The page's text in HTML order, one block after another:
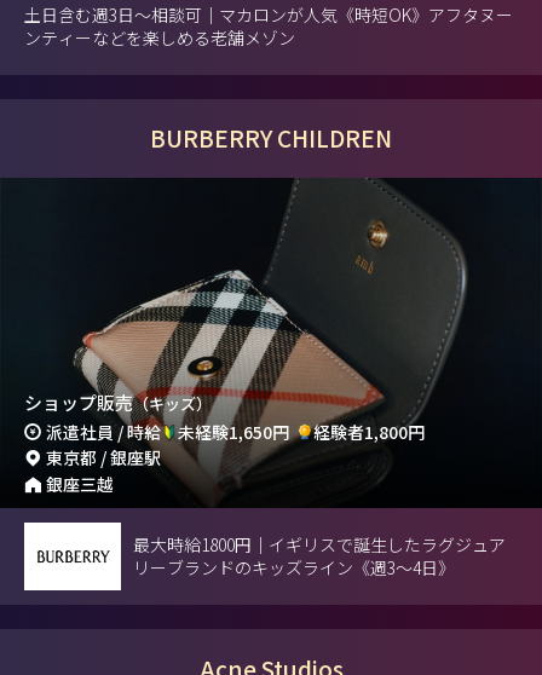
土日含む週3日～相談可｜マカロンが人気《時短OK》アフタヌー
ンティーなどを楽しめる老舗メゾン
BURBERRY CHILDREN
ショップ販売（キッズ）
派遣社員 / 時給 未経験1,650円
経験者1,800円
東京都 / 銀座駅
銀座三越
最大時給1800円｜イギリスで誕生したラグジュア
リーブランドのキッズライン《週3～4日》
Acne Studios